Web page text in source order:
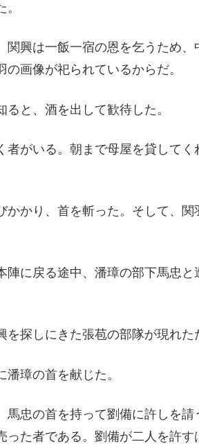
興は一飯一宿の恩を乞うため
画像が祀られているからだ。
と、酒を出して歓待した。
者がいる。朝まで母屋を貸して
かかり、首を斬った。そして、
陣に戻る途中、潘璋の部下馬忠
探しにきた張苞の部隊が現れた
璋の首を献じた。
忠の首を持って劉備に許しを請
た者である。劉備が二人を許す